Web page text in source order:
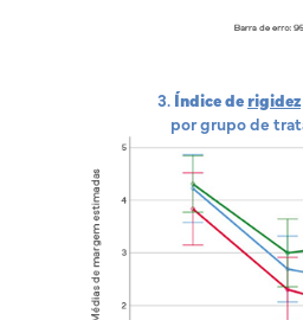
3. Índice derigidez
por grupo de